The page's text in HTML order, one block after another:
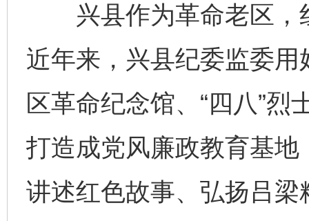
兴县作为革命老区，
近年来，兴县纪委监委
区革命纪念馆、“四八”
打造成党风廉政教育基
讲述红色故事、弘扬吕